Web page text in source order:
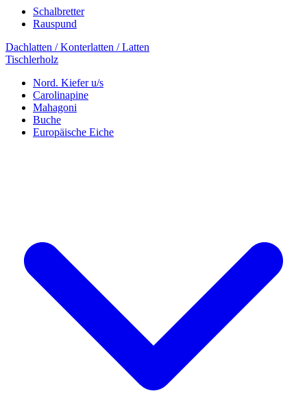
Schalbretter
Rauspund
Dachlatten / Konterlatten / Latten
Tischlerholz
Nord. Kiefer u/s
Carolinapine
Mahagoni
Buche
Europäische Eiche